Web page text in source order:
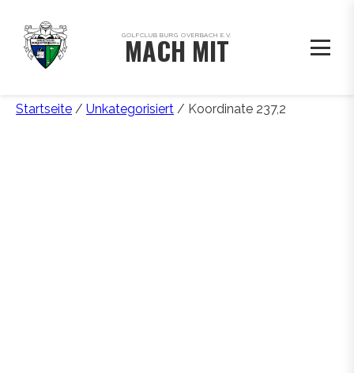
GOLFCLUB BURG OVERBACH E.V.
MACH MIT
Startseite / Unkategorisiert / Koordinate 237,2